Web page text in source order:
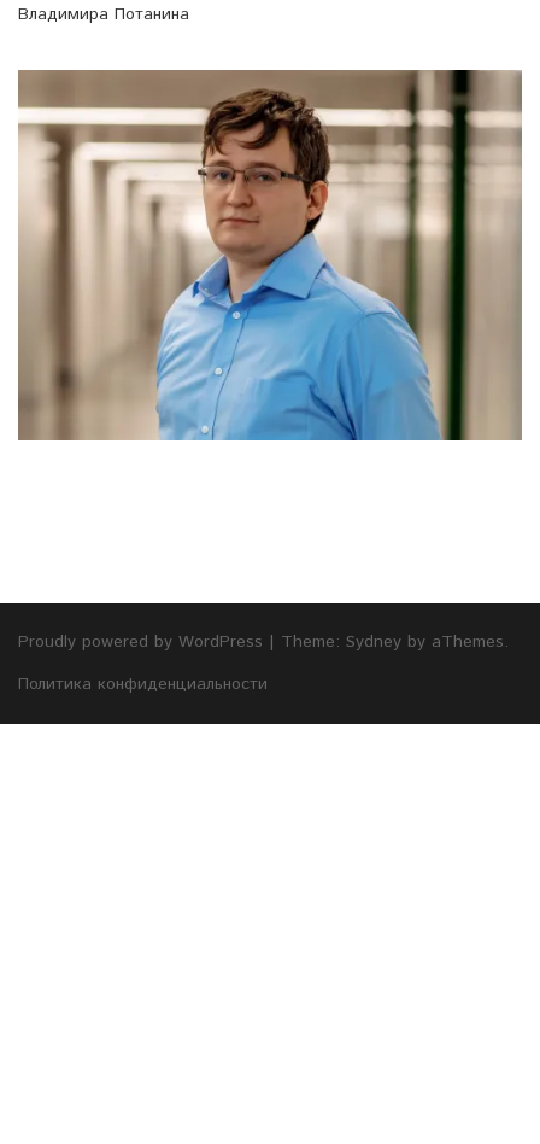
Владимира Потанина
Proudly powered by WordPress | Theme: Sydney by aThemes.
Политика конфиденциальности